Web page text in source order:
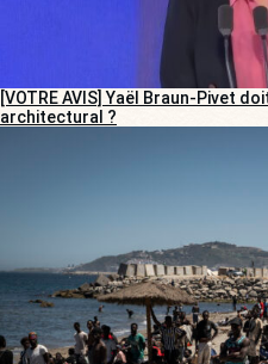
[VOTRE AVIS] Yaël Braun-Pivet
architectural ?